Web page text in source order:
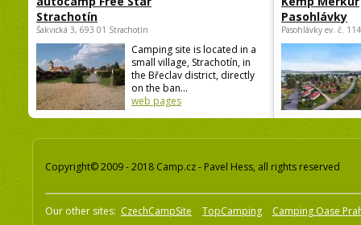
Strachotín
Šakvická 3, 693 01 Strachotín
Camping site is located in a
small village, Strachotín, in
the Břeclav district, directly
on the ban...
web pages
Pasohlávky
Pasohlávky ev. č.
Copyright© 2009 - 2018 Camp.cz - Pavel Hess, all rights reserved
Our other sites: CzechCampSite TopCamping Camping Oase